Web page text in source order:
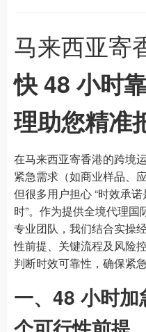
马来西亚寄
快 48 小时
理助您精准
在马来西亚寄香港的跨境
紧急需求（如商业样品、
但很多用户担心 “时效承
时”。作为提供全境代理
专业团队，我们结合实操
性前提、关键流程及风险
判断时效可靠性，确保紧
一、48 小时